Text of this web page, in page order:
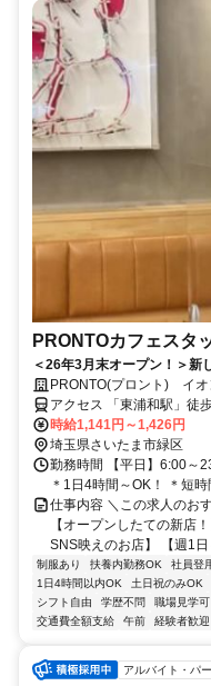
PRONTOカフェスタ
＜26年3月末オープン！＞
OK◆1週間毎のシフト提出
PRONTO(プロント) イオ
アクセス 「東浦和駅」徒
時給1,141円～1,426円
埼玉県さいたま市緑区
勤務時間 【平日】6:00～
＊1日4時間～OK！ ＊短
仕事内容 ＼この求人のお
【オープンしたての新店
SNS映えのお店】 【週1
制服あり 扶養内勤務OK 社員登
1日4時間以内OK
土日祝のみOK
シフト自由
学歴不問 職場見学可
交通費全額支給
午前 経験者歓迎
アルバイト・パ